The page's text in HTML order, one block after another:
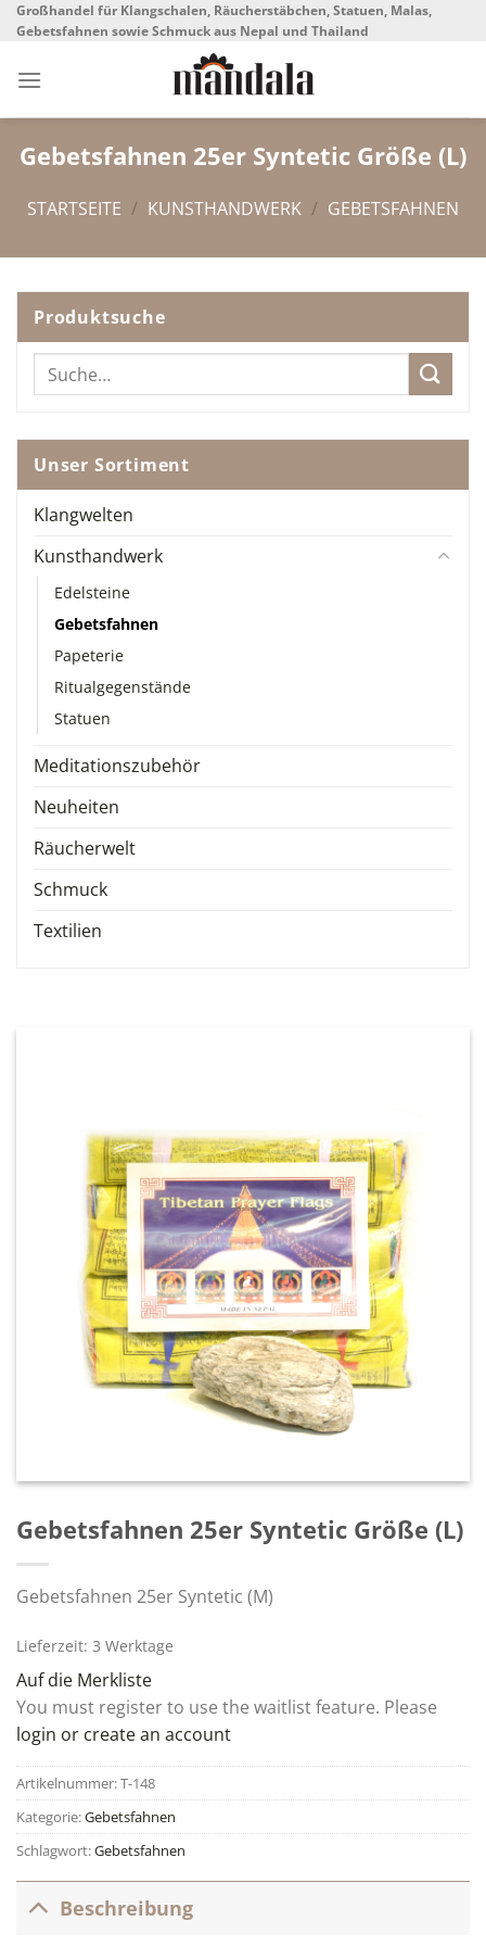
SkipGroßhandel für Klangschalen, Räucherstäbchen, Statuen, Malas,
Gebetsfahnen sowie Schmuck aus Nepal und Thailand
Gebetsfahnen 25er Syntetic Größe (L)
STARTSEITE / KUNSTHANDWERK / GEBETSFAHNEN
Produktsuche
Suche
nach:
Unser Sortiment
Klangwelten
Kunsthandwerk
Edelsteine
Gebetsfahnen
Papeterie
Ritualgegenstände
Statuen
Meditationszubehör
Neuheiten
Räucherwelt
Schmuck
Textilien
Gebetsfahnen 25er Syntetic Größe (L)
Gebetsfahnen 25er Syntetic (M)
Lieferzeit: 3 Werktage
Auf die Merkliste
You must register to use the waitlist feature. Please
login or create an account
Artikelnummer:T-148
Kategorie:Gebetsfahnen
Schlagwort:Gebetsfahnen
Beschreibung